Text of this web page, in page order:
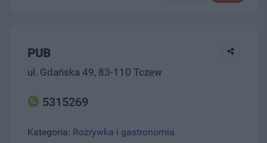
PUB
ul. Gdańska 49, 83-110 Tczew
5315269
Kategoria: Rozrywka i gastronomia